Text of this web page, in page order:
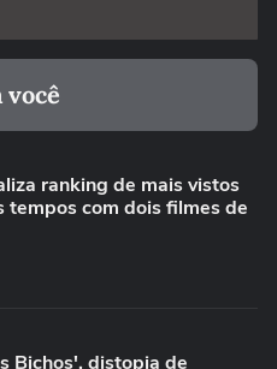
você
ranking de mais vistos
tempos com dois filmes de
Bichos', distopia de